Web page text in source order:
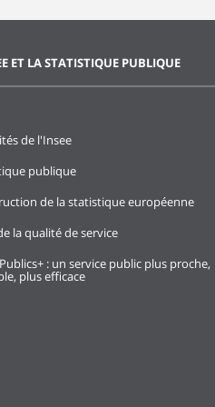
ET LA STATISTIQUE PUBLIQUE
de l'Insee
publique
de la statistique européenne
la qualité de service
: un service public plus proche,
plus efficace